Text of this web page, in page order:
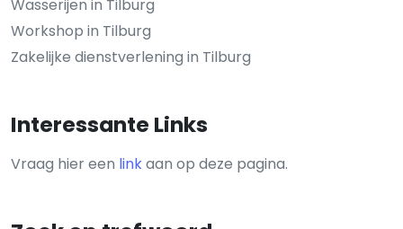
Wasserijen in Tilburg
Workshop in Tilburg
Zakelijke dienstverlening in Tilburg
Interessante Links
Vraag hier een linkaan op deze pagina.